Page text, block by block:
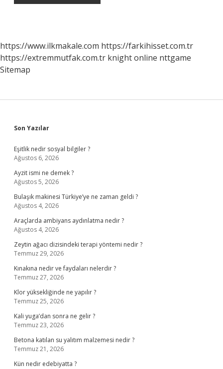
https://www.ilkmakale.com https://farkihisset.com.tr
https://extremmutfak.com.tr knight online nttgame
Sitemap
Sidebar
Son Yazılar
Eşitlik nedir sosyal bilgiler ?
Ağustos 6, 2026
Ayzit ismi ne demek ?
Ağustos 5, 2026
Bulaşık makinesi Türkiye’ye ne zaman geldi ?
Ağustos 4, 2026
Araçlarda ambiyans aydınlatma nedir ?
Ağustos 4, 2026
Zeytin ağacı dizisindeki terapi yöntemi nedir ?
Temmuz 29, 2026
Kınakına nedir ve faydaları nelerdir ?
Temmuz 27, 2026
Klor yüksekliğinde ne yapılır ?
Temmuz 25, 2026
Kali yuga’dan sonra ne gelir ?
Temmuz 23, 2026
Betona katılan su yalıtım malzemesi nedir ?
Temmuz 21, 2026
Kün nedir edebiyatta ?